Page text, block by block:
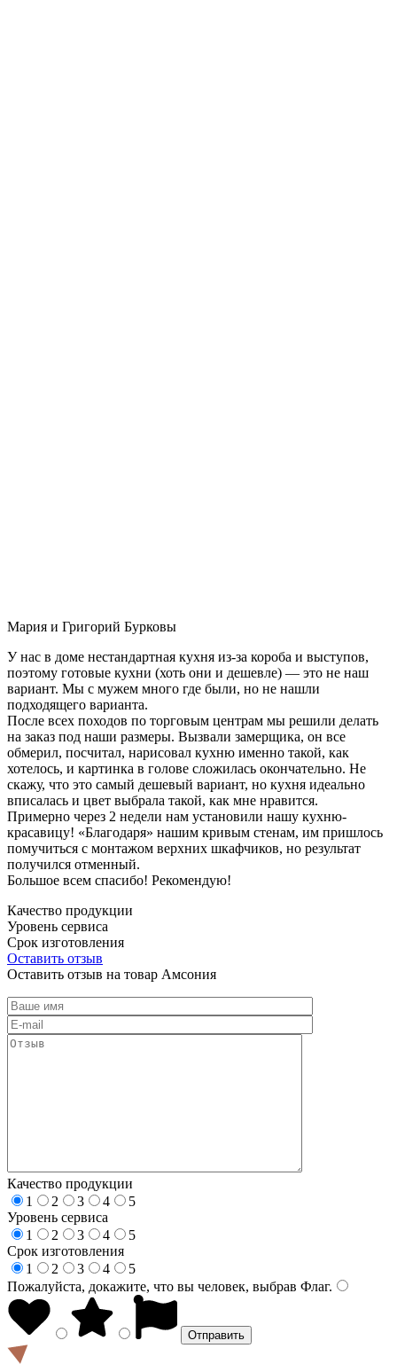
Мария и Григорий Бурковы
У нас в доме нестандартная кухня из-за короба и выступов,
поэтому готовые кухни (хоть они и дешевле) — это не наш
вариант. Мы с мужем много где были, но не нашли
подходящего варианта.
После всех походов по торговым центрам мы решили делать
на заказ под наши размеры. Вызвали замерщика, он все
обмерил, посчитал, нарисовал кухню именно такой, как
хотелось, и картинка в голове сложилась окончательно. Не
скажу, что это самый дешевый вариант, но кухня идеально
вписалась и цвет выбрала такой, как мне нравится.
Примерно через 2 недели нам установили нашу кухню-
красавицу! «Благодаря» нашим кривым стенам, им пришлось
помучиться с монтажом верхних шкафчиков, но результат
получился отменный.
Большое всем спасибо! Рекомендую!
Качество продукции
Уровень сервиса
Срок изготовления
Оставить отзыв
Оставить отзыв на товар Амсония
Качество продукции
1
2 3 4
5
Уровень сервиса
1
2 3 4
5
Срок изготовления
1
2 3 4
5
Пожалуйста, докажите, что вы человек, выбрав Флаг.